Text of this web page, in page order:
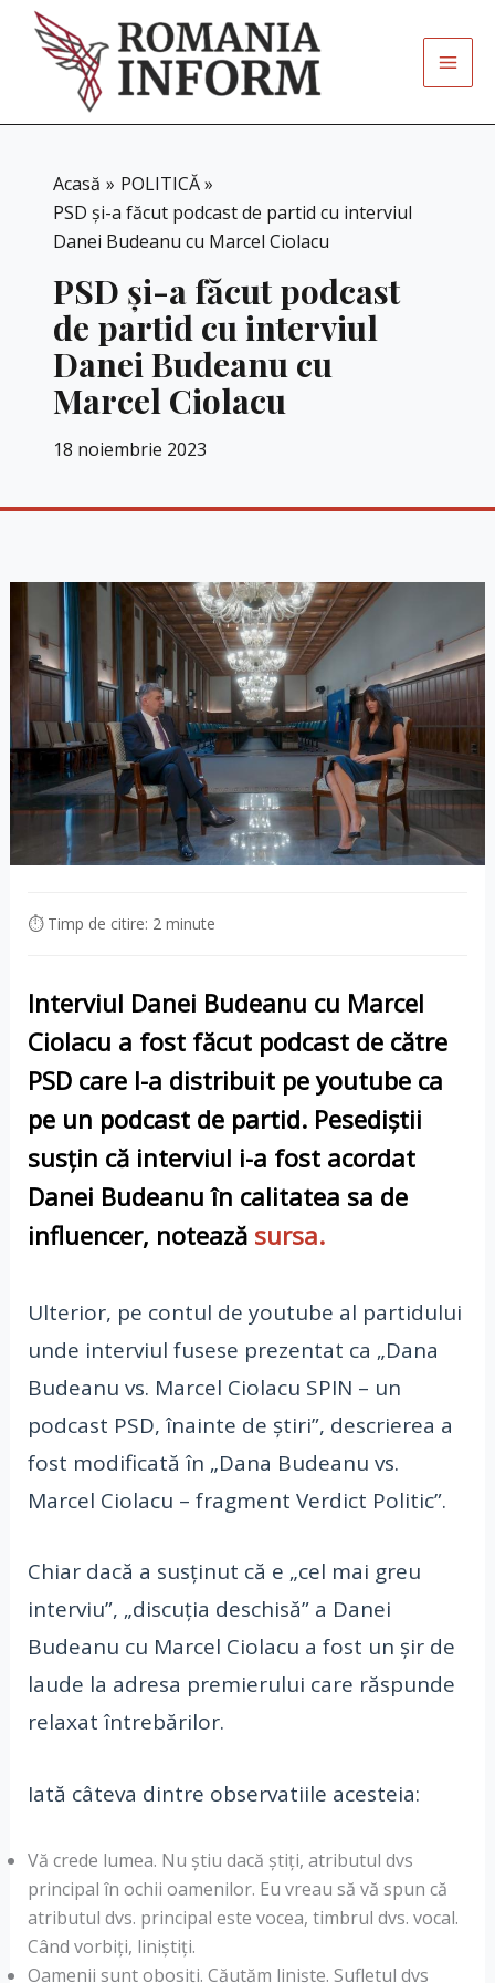
content
Acasă
POLITICĂ
PSD și-a făcut podcast de partid cu interviul
Danei Budeanu cu Marcel Ciolacu
PSD și-a făcut podcast
de partid cu interviul
Danei Budeanu cu
Marcel Ciolacu
18 noiembrie 2023
⏱ Timp de citire: 2 minute
​Interviul Danei Budeanu cu Marcel
Ciolacu a fost făcut podcast de către
PSD care l-a distribuit pe youtube ca
pe un podcast de partid. Pesediștii
susțin că interviul i-a fost acordat
Danei Budeanu în calitatea sa de
influencer, noteazăsursa.
Ulterior, pe contul de youtube al partidului
unde interviul fusese prezentat ca „Dana
Budeanu vs. Marcel Ciolacu SPIN – un
podcast PSD, înainte de știri”, descrierea a
fost modificată în „Dana Budeanu vs.
Marcel Ciolacu – fragment Verdict Politic”.
Chiar dacă a susținut că e „cel mai greu
interviu”, „discuția deschisă” a Danei
Budeanu cu Marcel Ciolacu a fost un șir de
laude la adresa premierului care răspunde
relaxat întrebărilor.
Iată câteva dintre observatiile acesteia:
Vă crede lumea. Nu știu dacă știți, atributul dvs
principal în ochii oamenilor. Eu vreau să vă spun că
atributul dvs. principal este vocea, timbrul dvs. vocal.
Când vorbiți, liniștiți.
Oamenii sunt obosiți. Căutăm liniște. Sufletul dvs